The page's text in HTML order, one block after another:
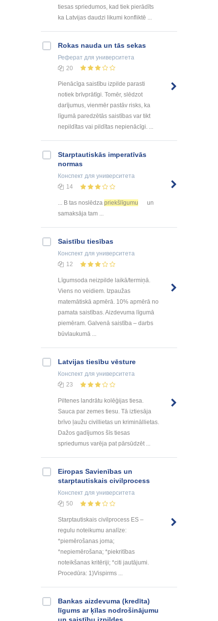
tiesas spriedumos, kad tiek pierādīts
ka Latvijas daudzi likumi konfliktē ...
Rokas nauda un tās sekas
Реферат для университета
20
Pienācīga saistību izpilde parasti
notiek brīvprātīgi. Tomēr, slēdzot
darījumus, vienmēr pastāv risks, ka
līgumā paredzētās saistības var tikt
nepildītas vai pildītas nepienācīgi. ...
Starptautiskās imperatīvās
normas
Конспект для университета
14
... B tas noslēdza priekšlīgumu
un
samaksāja tam ...
Saistību tiesības
Конспект для университета
12
Līgumsoda neizpilde laikā/termiņā.
Viens no veidiem. Izpaužas
matemātiskā apmērā. 10% apmērā no
pamata saistības. Aizdevuma līgumā
piemēram. Galvenā saistība – darbs
būvlaukumā ...
Latvijas tiesību vēsture
Конспект для университета
23
Piltenes landrātu kolēģijas tiesa.
Sauca par zemes tiesu. Tā iztiesāja
brīvo ļaužu civillietas un krimināllietas.
Dažos gadījumos šīs tiesas
spriedumus varēja pat pārsūdzēt ...
Eiropas Savienības un
starptautiskais civilprocess
Конспект для университета
50
Starptautiskais civilprocess ES –
regulu noteikumu analīze:
*piemērošanas joma;
*nepiemērošana; *piekritības
noteikšanas kritēriji; *citi jautājumi.
Procedūra: 1)Vispirms ...
Bankas aizdevuma (kredīta)
līgums ar ķīlas nodrošinājumu
un saistību izpildes